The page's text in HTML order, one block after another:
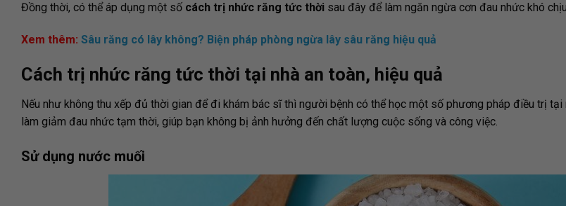
Đồng thời, có thể áp dụng một số cách trị nhức răng tức thời sau đây để làm ngăn ngừa cơn đau nhức khó
Xem thêm: Sâu răng có lây không? Biện pháp phòng ngừa lây sâu răng hiệu quả
Cách trị nhức răng tức thời tại nhà an toàn, hiệu quả
Nếu như không thu xếp đủ thời gian để đi khám bác sĩ thì người bệnh có thể học một số phương pháp điều trị tại
làm giảm đau nhức tạm thời, giúp bạn không bị ảnh hưởng đến chất lượng cuộc sống và công việc.
Sử dụng nước muối